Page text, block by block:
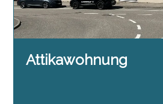
Attikawohnung